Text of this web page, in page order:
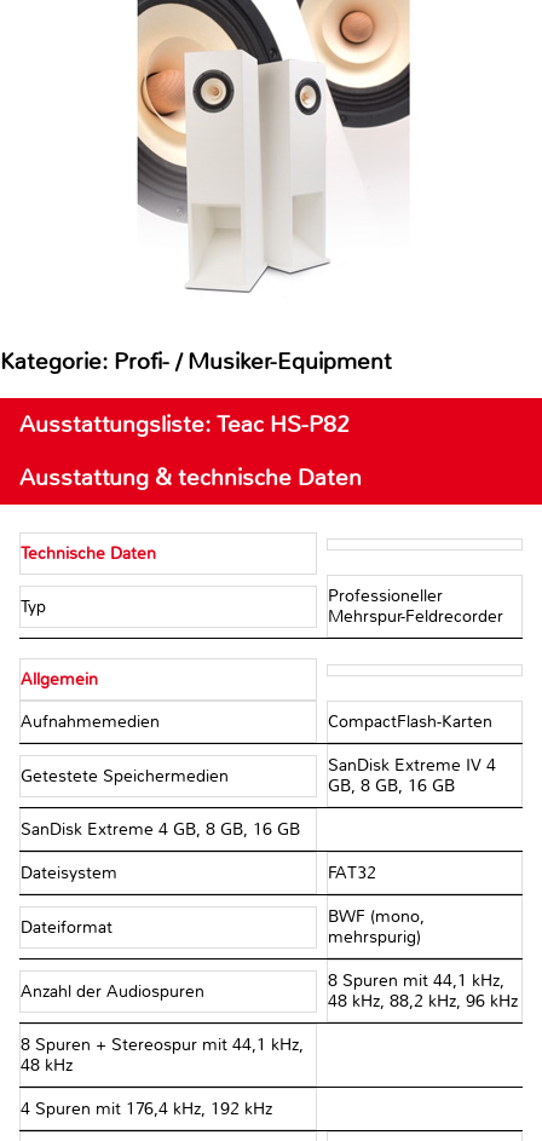
Kategorie: Profi- / Musiker-Equipment
Ausstattungsliste: Teac HS-P82
Ausstattung & technische Daten
Technische Daten
Typ
Professioneller
Mehrspur-Feldrecorder
Allgemein
Aufnahmemedien CompactFlash-Karten
Getestete Speichermedien
SanDisk Extreme IV 4
GB, 8 GB, 16 GB
SanDisk Extreme 4 GB, 8 GB, 16 GB
Dateisystem FAT32
Dateiformat
BWF (mono,
mehrspurig)
Anzahl der Audiospuren
8 Spuren mit 44,1 kHz,
48 kHz, 88,2 kHz, 96 kHz
8 Spuren + Stereospur mit 44,1 kHz,
48 kHz
4 Spuren mit 176,4 kHz, 192 kHz